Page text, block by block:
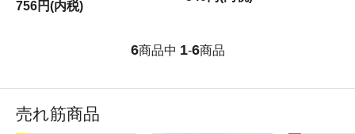
756円(内税)
6商品中 1-6商品
売れ筋商品